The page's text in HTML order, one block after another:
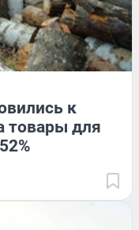
к
товары для